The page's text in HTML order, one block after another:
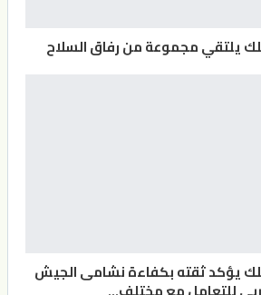
يلتقي مجموعة من رفاق السلاح
يؤكد ثقته بكفاءة نشامى الجيش